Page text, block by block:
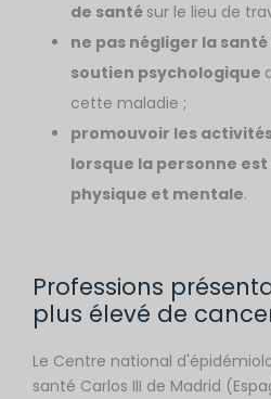
de santé sur le lieu de
ne pas négliger la
soutien psychologique
cette maladie ;
promouvoir les
lorsque la personne
physique et mentale.
Professions
plus élevé de
Le Centre national
santé Carlos III de Madrid